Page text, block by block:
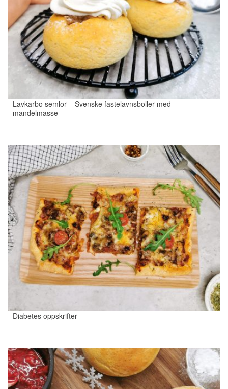
Lavkarbo semlor – Svenske fastelavnsboller med
mandelmasse
Diabetes oppskrifter